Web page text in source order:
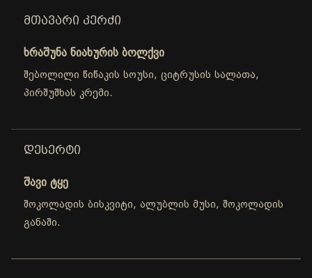
ᲛᲗᲐᲕᲐᲠᲘ ᲙᲔᲠᲫᲘ
ხრაშუნა ნიახურის ბოლქვი
შებოლილი წიწაკის სოუსი, ციტრუსის სალათა,
პირშუშხას კრემი.
ᲓᲔᲡᲔᲠᲢᲘ
შავი ტყე
შოკოლადის ბისკვიტი, ალუბლის მუსი, შოკოლადის
განაში.